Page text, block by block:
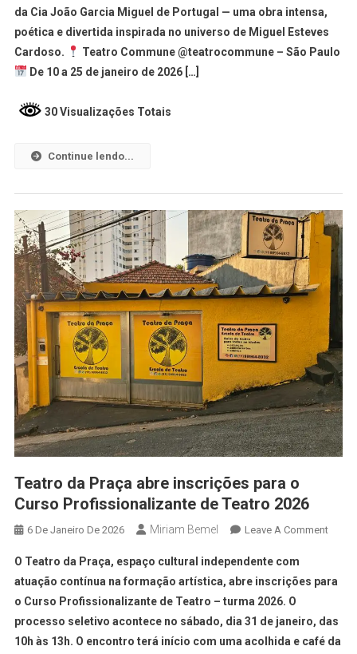
da Cia João Garcia Miguel de Portugal — uma obra intensa,
poética e divertida inspirada no universo de Miguel Esteves
Cardoso.
Teatro Commune @teatrocommune – São Paulo
De 10 a 25 de janeiro de 2026 […]
30 Visualizações Totais
Continue lendo...
Teatro da Praça abre inscrições para o
Curso Profissionalizante de Teatro 2026
6 De Janeiro De 2026 Miriam Bemel Leave A Comment
O Teatro da Praça, espaço cultural independente com
atuação contínua na formação artística, abre inscrições para
o Curso Profissionalizante de Teatro – turma 2026. O
processo seletivo acontece no sábado, dia 31 de janeiro, das
10h às 13h. O encontro terá início com uma acolhida e café da